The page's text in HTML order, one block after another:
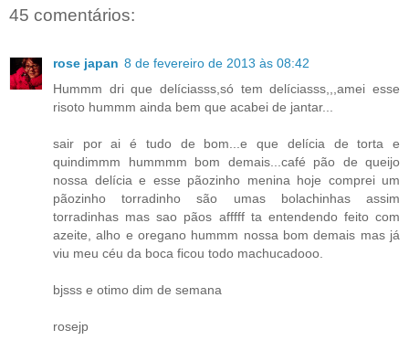
45 comentários:
rose japan 8 de fevereiro de 2013 às 08:42
Hummm dri que delíciasss,só tem delíciasss,,,amei esse
risoto hummm ainda bem que acabei de jantar...
sair por ai é tudo de bom...e que delícia de torta e
quindimmm hummmm bom demais...café pão de queijo
nossa delícia e esse pãozinho menina hoje comprei um
pãozinho torradinho são umas bolachinhas assim
torradinhas mas sao pãos afffff ta entendendo feito com
azeite, alho e oregano hummm nossa bom demais mas já
viu meu céu da boca ficou todo machucadooo.
bjsss e otimo dim de semana
rosejp